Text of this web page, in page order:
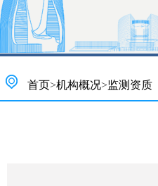
首页>机构概况>监测资质